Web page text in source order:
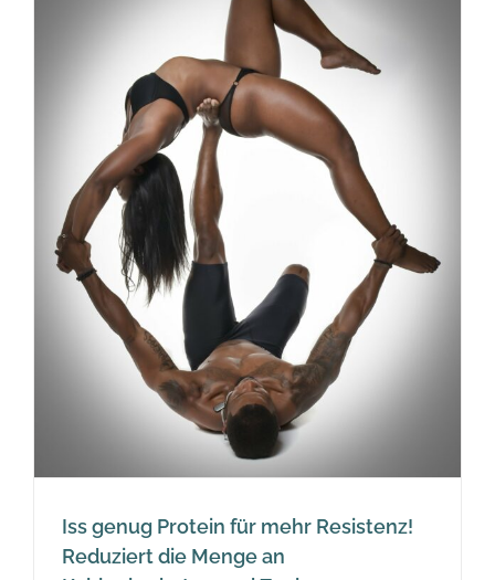
Iss genug Protein für mehr Resistenz!
Reduziert die Menge an